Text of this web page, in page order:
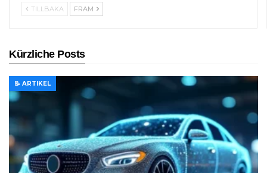
TILLBAKA FRAM
Kürzliche Posts
📝 ARTIKEL